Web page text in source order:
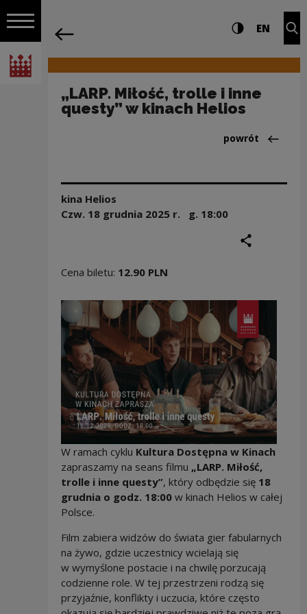
Włącz nawigację
Narodowe Centrum Kultury
Nawigacja Ustawienia i Wysoki
EN
„LARP. Miłość, trolle i inne
questy” w kinach Helios
Powrót
powrót
kina Helios
Czw. 18 grudnia 2025r. g. 18:00
Cena biletu: 12.90 PLN
W ramach cyklu Kultura Dostępna w Kinach
zapraszamy na seans filmu „LARP. Miłość,
trolle i inne questy”, który odbędzie się 18
grudnia o godz. 18:00w kinach Helios w całej
Polsce.
Film zabiera widzów do świata gier fabularnych
na żywo, gdzie uczestnicy wcielają się
w wymyślone postacie i na chwilę porzucają
codzienne role. W tej przestrzeni rodzą się
przyjaźnie, konflikty i uczucia, które często